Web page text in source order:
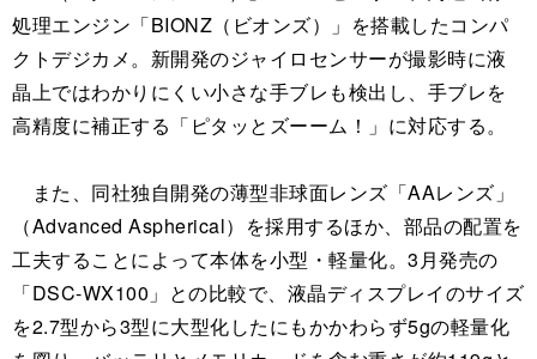
処理エンジン「BIONZ（ビオンズ）」を搭載したコンパ
クトデジカメ。新開発のジャイロセンサーが撮影時に液
晶上ではわかりにくい小さな手ブレも検出し、手ブレを
高精度に補正する「ピタッとズーーム！」に対応する。
また、同社独自開発の薄型非球面レンズ「AAレンズ」
（Advanced Aspherical）を採用するほか、部品の配置を
工夫することによって本体を小型・軽量化。3月発売の
「DSC-WX100」との比較で、液晶ディスプレイのサイズ
を2.7型から3型に大型化したにもかかわらず5gの軽量化